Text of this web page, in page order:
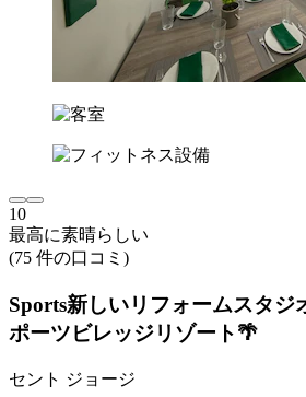
10
最高に素晴らしい
(75 件の口コミ)
Sports新しいリフォームスタジ
ポーツビレッジリゾート🌴
セント ジョージ